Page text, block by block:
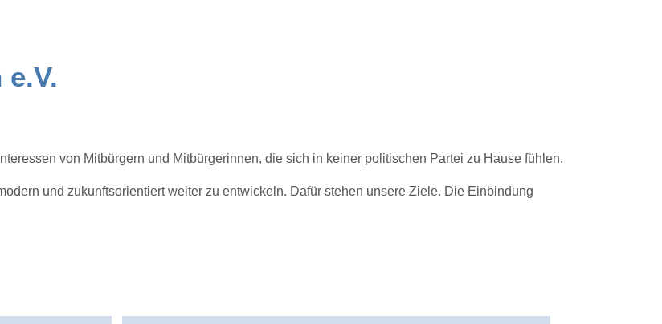
von Mitbürgern und Mitbürgerinnen, die sich in keiner politischen Partei zu Hause fühlen.
und zukunftsorientiert weiter zu entwickeln. Dafür stehen unsere Ziele. Die Einbindung